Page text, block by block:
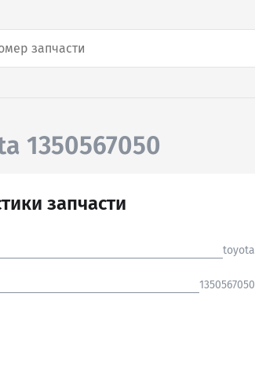
1350567050
запчасти
toyota
1350567050